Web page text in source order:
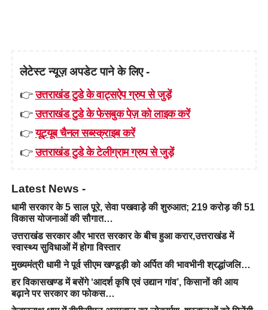
लेटेस्ट न्यूज़ अपडेट पाने के लिए -
👉उत्तराखंड टुडे के वाट्सऐप ग्रुप से जुड़ें
👉उत्तराखंड टुडे के फेसबुक पेज़ को लाइक करें
👉यूट्यूब चैनल सब्स्क्राइब करें
👉उत्तराखंड टुडे के टेलीग्राम ग्रुप से जुड़ें
Latest News -
धामी सरकार के 5 साल पूरे, सेवा पखवाड़े की शुरुआत; 219 करोड़ की 51
विकास योजनाओं की सौगात…
उत्तराखंड सरकार और भारत सरकार के बीच हुआ करार,उत्तराखंड में
स्वास्थ्य सुविधाओं में होगा विस्तार
मुख्यमंत्री धामी ने पूर्व सीएम खण्डूड़ी को अर्पित की भावभीनी श्रद्धांजलि…
हर विकासखण्ड में बसेंगे ‘आदर्श कृषि एवं उद्यान गांव’, किसानों की आय
बढ़ाने पर सरकार का फोकस…